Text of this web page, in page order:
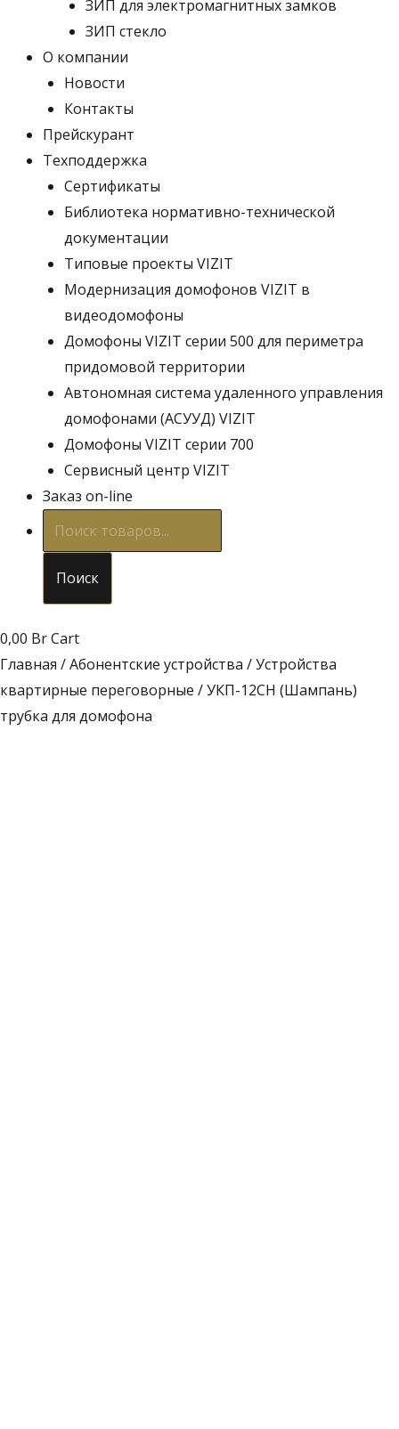
ЗИП для электромагнитных замков
ЗИП стекло
О компании
Новости
Контакты
Прейскурант
Техподдержка
Сертификаты
Библиотека нормативно-технической
документации
Типовые проекты VIZIT
Модернизация домофонов VIZIT в
видеодомофоны
Домофоны VIZIT серии 500 для периметра
придомовой территории
Автономная система удаленного управления
домофонами (АСУУД) VIZIT
Домофоны VIZIT серии 700
Сервисный центр VIZIT
Заказ on-line
Поиск
товаров
Поиск
0,00 BrCart
Главная /Абонентские устройства /Устройства
квартирные переговорные / УКП-12CH (Шампань)
трубка для домофона